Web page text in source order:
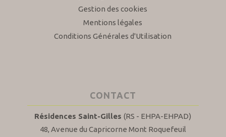
Gestion des cookies
Mentions légales
Conditions Générales d'Utilisation
CONTACT
Résidences Saint-Gilles(RS - EHPA-EHPAD)
48, Avenue du Capricorne Mont Roquefeuil